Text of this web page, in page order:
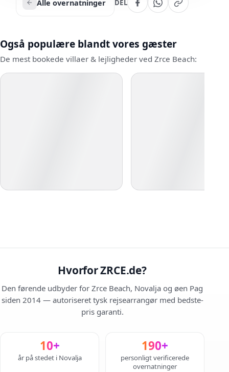
Alle overnatninger DEL
Også populære blandt vores gæster
De mest bookede villaer & lejligheder ved Zrce Beach:
Hvorfor ZRCE.de?
Den førende udbyder for Zrce Beach, Novalja og øen Pag
siden 2014 — autoriseret tysk rejsearrangør med bedste-
pris garanti.
10+
år på stedet i Novalja
190+
personligt verificerede
overnatninger